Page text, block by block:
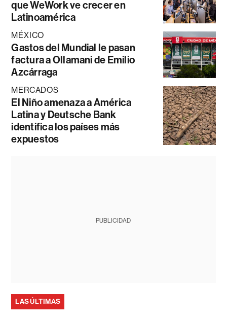
que WeWork ve crecer en
Latinoamérica
MÉXICO
Gastos del Mundial le pasan
factura a Ollamani de Emilio
Azcárraga
MERCADOS
El Niño amenaza a América
Latina y Deutsche Bank
identifica los países más
expuestos
PUBLICIDAD
LAS ÚLTIMAS